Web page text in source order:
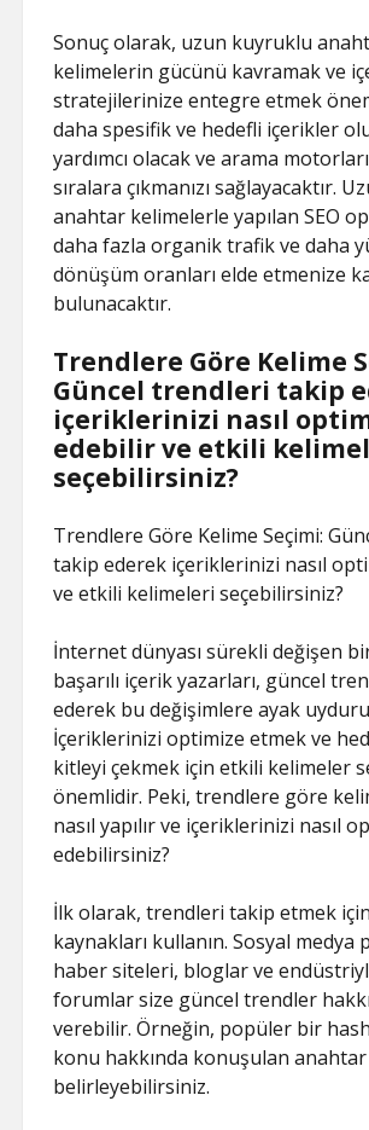
Sonuç olarak, uzun kuyruklu
kelimelerin gücünü kavramak ve
stratejilerinize entegre etmek
daha spesifik ve hedefli içerikler
yardımcı olacak ve arama
sıralara çıkmanızı sağlayacaktır.
anahtar kelimelerle yapılan SEO
daha fazla organik trafik ve daha
dönüşüm oranları elde etmenize
bulunacaktır.
Trendlere Göre Kelime
Güncel trendleri takip
içeriklerinizi nasıl
edebilir ve etkili
seçebilirsiniz?
Trendlere Göre Kelime Seçimi:
takip ederek içeriklerinizi nasıl
ve etkili kelimeleri seçebilirsiniz?
İnternet dünyası sürekli değişen
başarılı içerik yazarları, güncel
ederek bu değişimlere ayak
İçeriklerinizi optimize etmek ve
kitleyi çekmek için etkili kelimeler
önemlidir. Peki, trendlere göre
nasıl yapılır ve içeriklerinizi nasıl
edebilirsiniz?
İlk olarak, trendleri takip etmek
kaynakları kullanın. Sosyal medya
haber siteleri, bloglar ve
forumlar size güncel trendler
verebilir. Örneğin, popüler bir
konu hakkında konuşulan
belirleyebilirsiniz.